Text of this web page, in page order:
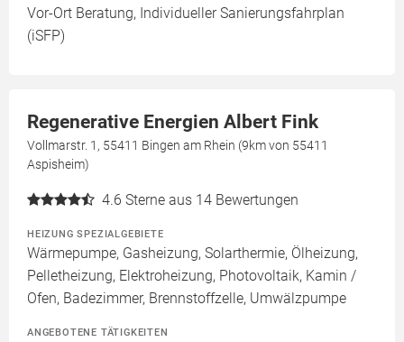
Vor-Ort Beratung, Individueller Sanierungsfahrplan
(iSFP)
Regenerative Energien Albert Fink
Vollmarstr. 1, 55411 Bingen am Rhein (9km von 55411
Aspisheim)
4.6 Sterne aus 14 Bewertungen
HEIZUNG SPEZIALGEBIETE
Wärmepumpe, Gasheizung, Solarthermie, Ölheizung,
Pelletheizung, Elektroheizung, Photovoltaik, Kamin /
Ofen, Badezimmer, Brennstoffzelle, Umwälzpumpe
ANGEBOTENE TÄTIGKEITEN